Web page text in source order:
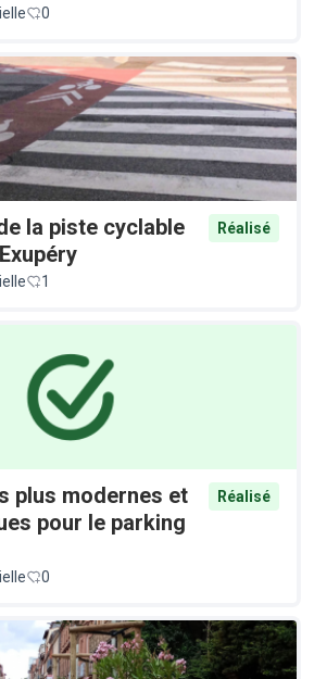
0
la piste cyclable
Réalisé
1
plus modernes et
pour le parking
Réalisé
0